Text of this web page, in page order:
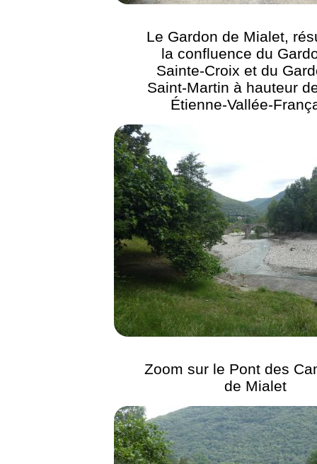
Le Gardon de Mialet,
la confluence du
Sainte-Croix et du
Saint-Martin à hauteur
Étienne-Vallée-
Zoom sur le Pont des
de Mialet